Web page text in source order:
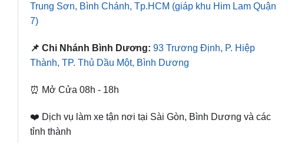
Trung Sơn, Bình Chánh, Tp.HCM (giáp khu Him Lam Quận
7)
📌 Chi Nhánh Bình Dương: 93 Trương Định, P. Hiệp
Thành, TP. Thủ Dầu Một, Bình Dương
⏰ Mở Cửa 08h - 18h
❤️ Dịch vụ làm xe tận nơi tại Sài Gòn, Bình Dương và các
tỉnh thành